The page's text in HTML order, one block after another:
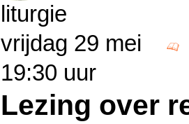
liturgie
vrijdag 29 mei
19:30 uur
Lezing over